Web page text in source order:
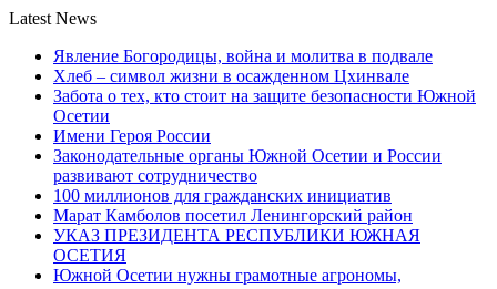
Latest News
Явление Богородицы, война и молитва в подвале
Хлеб – символ жизни в осажденном Цхинвале
Забота о тех, кто стоит на защите безопасности Южной
Осетии
Имени Героя России
Законодательные органы Южной Осетии и России
развивают сотрудничество
100 миллионов для гражданских инициатив
Марат Камболов посетил Ленингорский район
УКАЗ ПРЕЗИДЕНТА РЕСПУБЛИКИ ЮЖНАЯ
ОСЕТИЯ
Южной Осетии нужны грамотные агрономы,